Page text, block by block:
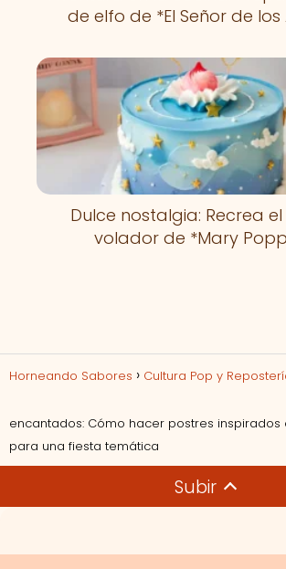
de elfo de *El Señor de los
Dulce nostalgia: Recrea
volador de *Mary
Horneando Sabores Cultura Pop y
encantados: Cómo hacer postres inspirados
para una fiesta temática
Subir